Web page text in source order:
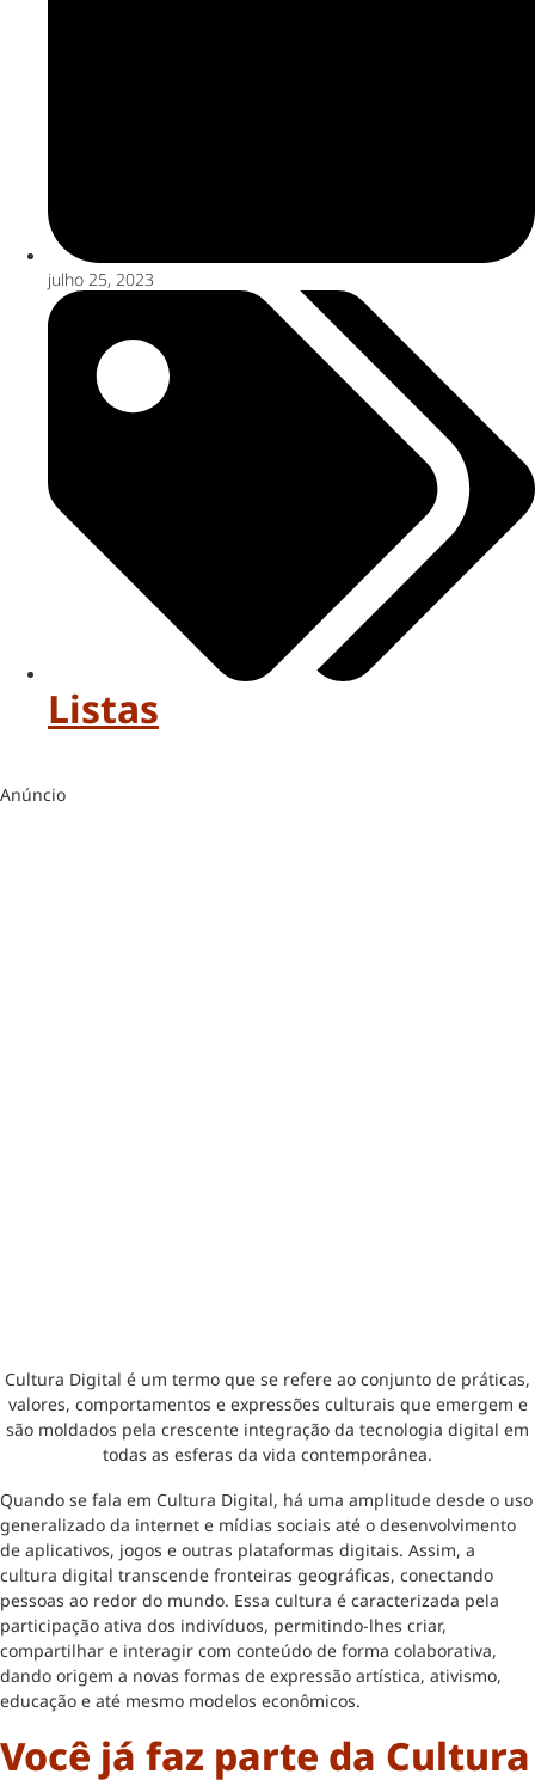
julho 25, 2023
Listas
Anúncio
Cultura Digital é um termo que se refere ao conjunto de práticas,
valores, comportamentos e expressões culturais que emergem e
são moldados pela crescente integração da tecnologia digital em
todas as esferas da vida contemporânea.
Quando se fala em Cultura Digital, há uma amplitude desde o uso
generalizado da internet e mídias sociais até o desenvolvimento
de aplicativos, jogos e outras plataformas digitais. Assim, a
cultura digital transcende fronteiras geográficas, conectando
pessoas ao redor do mundo. Essa cultura é caracterizada pela
participação ativa dos indivíduos, permitindo-lhes criar,
compartilhar e interagir com conteúdo de forma colaborativa,
dando origem a novas formas de expressão artística, ativismo,
educação e até mesmo modelos econômicos.
Você já faz parte da Cultura